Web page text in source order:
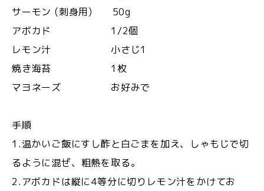
サーモン (刺身用) 50g
アボカド 1/2個
レモン汁 小さじ1
焼き海苔 1枚
マヨネーズ お好みで
手順
1.温かいご飯にすし酢と白ごまを加え、しゃもじで切
るように混ぜ、粗熱を取る。
2.アボカドは縦に4等分に切りレモン汁をかけてお